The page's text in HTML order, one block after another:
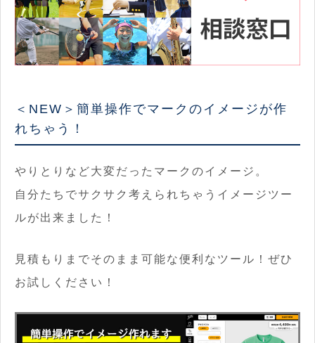
＜NEW＞簡単操作でマークのイメージが作
れちゃう！
やりとりなど大変だったマークのイメージ。
自分たちでサクサク考えられちゃうイメージツー
ルが出来ました！
見積もりまでそのまま可能な便利なツール！ぜひ
お試しください！